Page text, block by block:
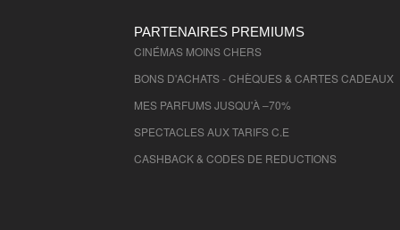
PARTENAIRES PREMIUMS
CINÉMAS MOINS CHERS
BONS D'ACHATS - CHÈQUES & CARTES CADEAUX
MES PARFUMS JUSQU'À –70%
SPECTACLES AUX TARIFS C.E
CASHBACK & CODES DE REDUCTIONS